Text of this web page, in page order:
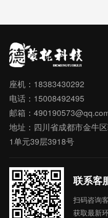
座机：18383430292
电话：15008492495
邮箱：
地址：四川省成都市金牛
1单元39层3918号
联系客
扫码咨询
获取最新